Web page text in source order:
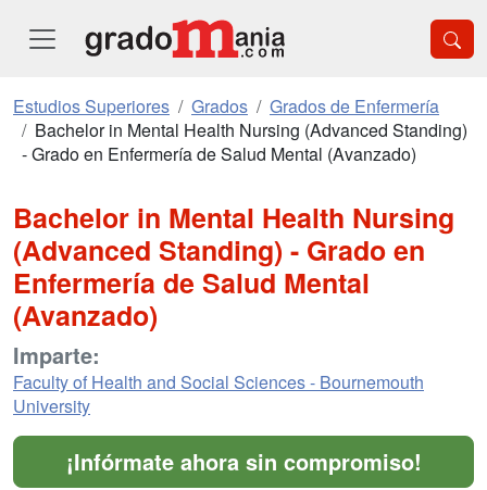
Estudios Superiores Grados
Grados de Enfermería
Bachelor in Mental Health Nursing (Advanced Standing)
- Grado en Enfermería de Salud Mental (Avanzado)
Bachelor in Mental Health Nursing
(Advanced Standing) - Grado en
Enfermería de Salud Mental
(Avanzado)
Imparte:
Faculty of Health and Social Sciences - Bournemouth
University
¡Infórmate ahora sin compromiso!